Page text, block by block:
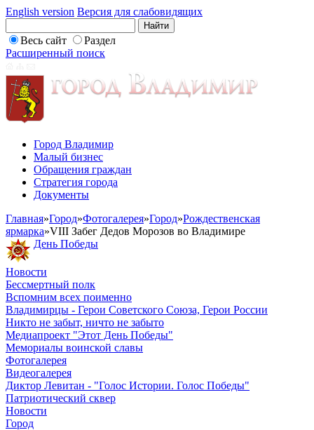
English version Версия для слабовидящих
Весь сайт
Раздел
Расширенный поиск
Город Владимир
Малый бизнес
Обращения граждан
Стратегия города
Документы
Главная»Город»Фотогалерея»Город»Рождественская
ярмарка»VIII Забег Дедов Морозов во Владимире
День Победы
Новости
Бессмертный полк
Вспомним всех поименно
Владимирцы - Герои Советского Союза, Герои России
Никто не забыт, ничто не забыто
Медиапроект "Этот День Победы"
Мемориалы воинской славы
Фотогалерея
Видеогалерея
Диктор Левитан - "Голос Истории. Голос Победы"
Патриотический сквер
Новости
Город